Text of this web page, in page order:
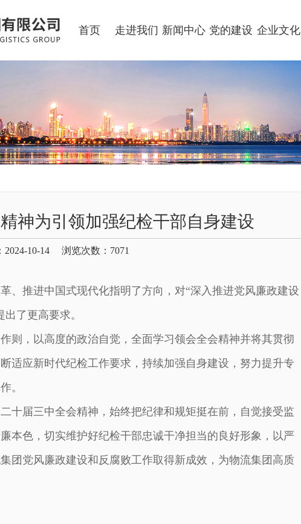
首页 走进我们 新闻中心 党的建设 企业文化
神为引领加强纪检干部自身建设
2024-10-14 浏览次数： 7071
、推进中国式现代化指明了方向，对“深入推进党风廉政建设
了更高要求。
则，以高度的政治自觉，全面学习领会全会精神并将其贯彻
适应新时代纪检工作要求，持续加强自身建设，努力提升专
。
十届三中全会精神，始终把纪律和规矩挺在前，自觉接受监
本色，切实维护好纪检干部忠诚干净担当的良好形象，以严
团党风廉政建设和反腐败工作取得新成效，为物流集团高质